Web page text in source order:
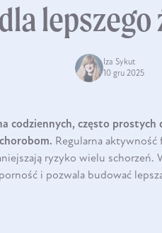
lepszego
Iza Sykut
10 gru 2025
codziennych, często prostych
Regularna
ryzyko wielu
i pozwala budować